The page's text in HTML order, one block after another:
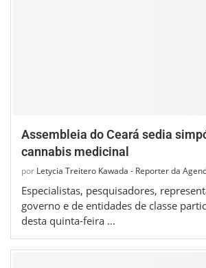
Assembleia do Ceará sedia
cannabis medicinal
por Letycia Treitero Kawada - Reporter da
Especialistas, pesquisadores,
governo e de entidades de classe
desta quinta-feira …